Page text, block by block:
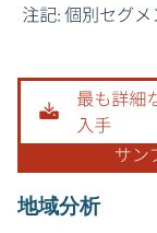
画像 © Mordor
地域分析